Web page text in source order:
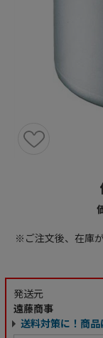
※ご注文後、在庫
発送元
遠藤商事
送料対策に！商品